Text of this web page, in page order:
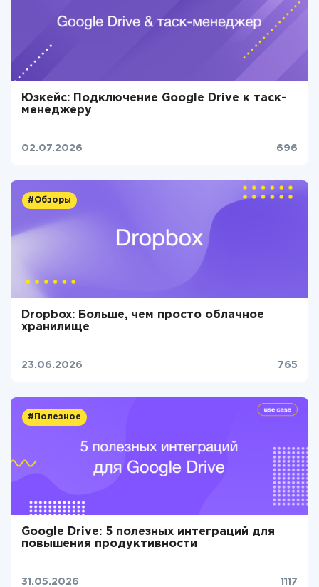
Юзкейс: Подключение Google Drive к таск-
менеджеру
02.07.2026 696
#Обзоры
Dropbox: Больше, чем просто облачное
хранилище
23.06.2026 765
#Полезное
Google Drive: 5 полезных интеграций для
повышения продуктивности
31.05.2026 1117